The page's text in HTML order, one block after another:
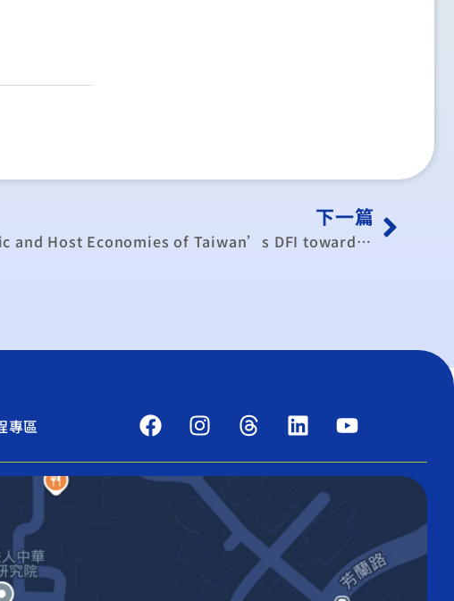
下一篇
Impacts on Domestic and Host Economies of Taiwan’s DFI toward Mainland China
專區